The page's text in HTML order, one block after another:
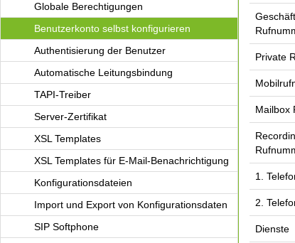
Globale Berechtigungen
Benutzerkonto selbst konfigurieren
Authentisierung der Benutzer
Automatische Leitungsbindung
TAPI-Treiber
Server-Zertifikat
XSL Templates
XSL Templates für E-Mail-Benachrichtigung
Konfigurationsdateien
Import und Export von Konfigurationsdaten
SIP Softphone
Private
Mailbox
1.
2.
Dienste